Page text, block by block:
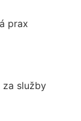
prax
služby